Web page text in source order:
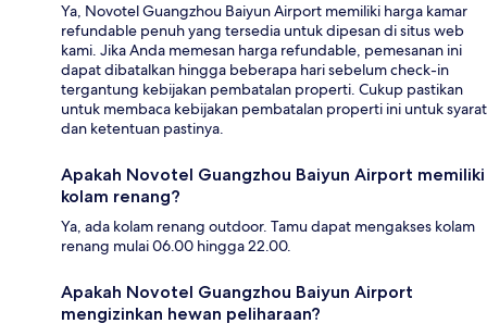
Ya, Novotel Guangzhou Baiyun Airport memiliki harga kamar
refundable penuh yang tersedia untuk dipesan di situs web
kami. Jika Anda memesan harga refundable, pemesanan ini
dapat dibatalkan hingga beberapa hari sebelum check-in
tergantung kebijakan pembatalan properti. Cukup pastikan
untuk membaca kebijakan pembatalan properti ini untuk syarat
dan ketentuan pastinya.
Apakah Novotel Guangzhou Baiyun Airport memiliki
kolam renang?
Ya, ada kolam renang outdoor. Tamu dapat mengakses kolam
renang mulai 06.00 hingga 22.00.
Apakah Novotel Guangzhou Baiyun Airport
mengizinkan hewan peliharaan?